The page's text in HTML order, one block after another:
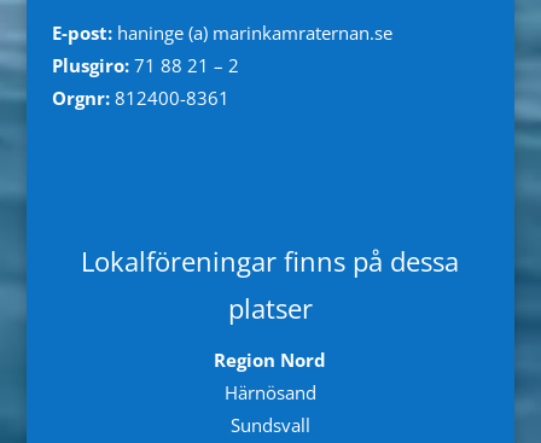
E-post:haninge (a) marinkamraternan.se
Plusgiro:71 88 21 – 2
Orgnr: 812400-8361
Lokalföreningar finns på dessa
platser
Region Nord
Härnösand
Sundsvall